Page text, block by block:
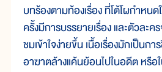
บทร้องตามท้องเรื่อง ที่โต้โผกำหน
ครั้งมีการบรรยายเรื่อง และตัวละค
ชมเข้าใจง่ายขึ้น เนื้อเรื่องมักเป็นก
อาฆาตล้างแค้นย้อนไปในอดีต หรือ